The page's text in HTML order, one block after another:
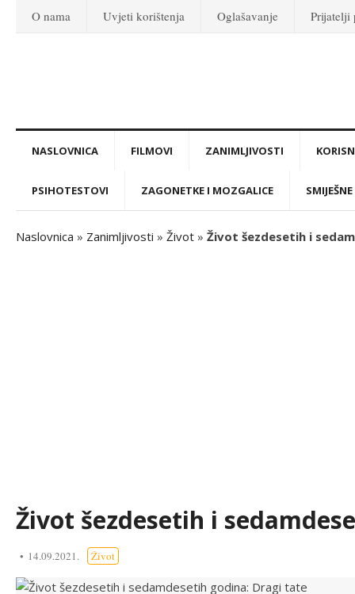
O nama Uvjeti korištenja Oglašavanje Prijatelji
NASLOVNICA FILMOVI ZANIMLJIVOSTI
PSIHOTESTOVI ZAGONETKE I MOZGALICE
Naslovnica » Zanimljivosti » Život » Život šezdesetih i
Život šezdesetih i
14.09.2021. Život